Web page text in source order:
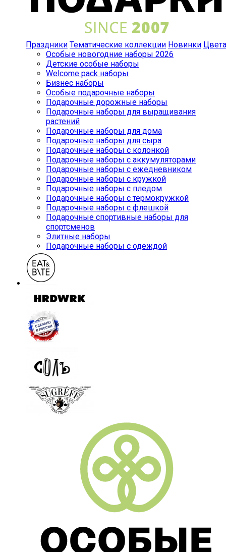
Праздники Тематические коллекции Новинки Цвета
Особые новогодние наборы 2026
Детские особые наборы
Welcome pack наборы
Бизнес наборы
Особые подарочные наборы
Подарочные дорожные наборы
Подарочные наборы для выращивания
растений
Подарочные наборы для дома
Подарочные наборы для сыра
Подарочные наборы с колонкой
Подарочные наборы с аккумуляторами
Подарочные наборы с ежедневником
Подарочные наборы с кружкой
Подарочные наборы с пледом
Подарочные наборы с термокружкой
Подарочные наборы с флешкой
Подарочные спортивные наборы для
спортсменов
Элитные наборы
Подарочные наборы с одеждой